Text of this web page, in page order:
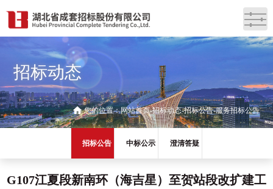
招标动态
您的位置：网站首页 招标动态 招标公告 服务招标公告
招标公告 中标公示 澄清答疑
G107江夏段新南环（海吉星）至贺站段改扩建工